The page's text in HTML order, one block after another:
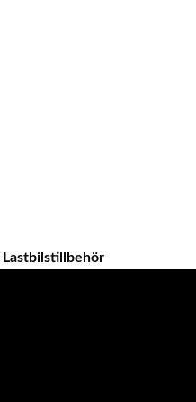
Lastbilstillbehör